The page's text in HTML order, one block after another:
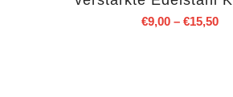
€9,00– €15,50